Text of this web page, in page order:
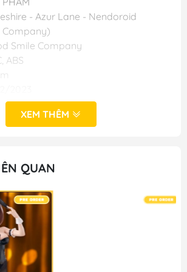
- Azur Lane - Nendoroid
Company)
Smile Company
ABS
XEM THÊM
QUAN